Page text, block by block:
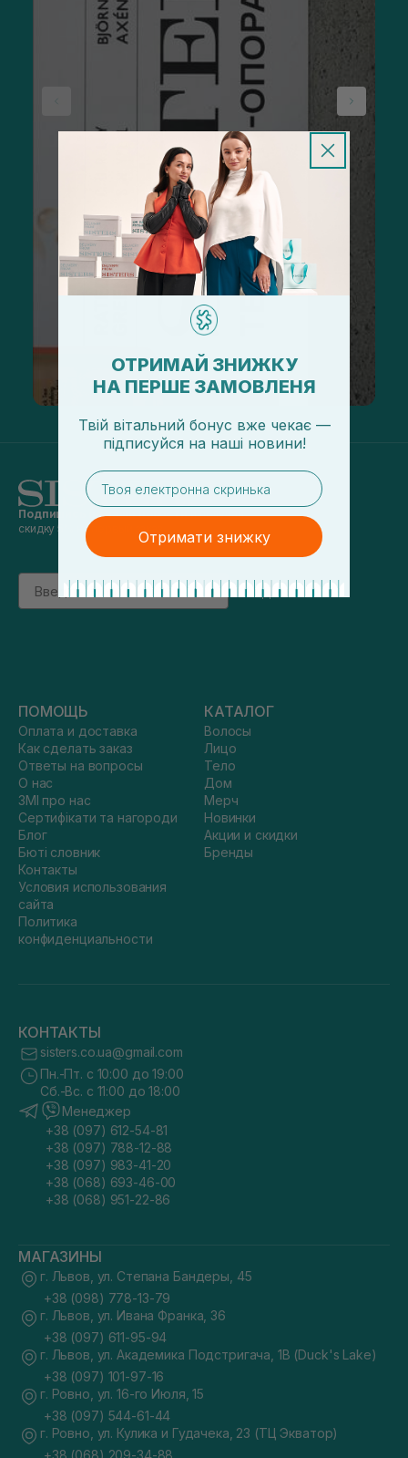
Подпишись на наши новостии получай
скидку 5% на первый заказ
Email
підписатись
ПОМОЩЬ
Оплата и доставка
Как сделать заказ
Ответы на вопросы
О нас
ЗМІ про нас
Сертифікати та нагороди
Блог
Бюті словник
Контакты
Условия использования
сайта
Политика
конфиденциальности
КАТАЛОГ
Волосы
Лицо
Тело
Дом
Мерч
Новинки
Акции и скидки
Бренды
КОНТАКТЫ
sisters.co.ua@gmail.com
Пн.-Пт. с 10:00 до 19:00
Сб.-Вс. с 11:00 до 18:00
Менеджер
+38 (097) 612-54-81
+38 (097) 788-12-88
+38 (097) 983-41-20
+38 (068) 693-46-00
+38 (068) 951-22-86
МАГАЗИНЫ
г. Львов, ул. Степана Бандеры, 45
+38 (098) 778-13-79
г. Львов, ул. Ивана Франка, 36
+38 (097) 611-95-94
г. Львов, ул. Академика Подстригача, 1В (Duck's Lake)
+38 (097) 101-97-16
г. Ровно, ул. 16-го Июля, 15
+38 (097) 544-61-44
г. Ровно, ул. Кулика и Гудачека, 23 (ТЦ Экватор)
+38 (068) 209-34-88
ОТРИМАЙ ЗНИЖКУ
НА ПЕРШЕ ЗАМОВЛЕНЯ
Твій вітальний бонус вже чекає —
підписуйся на наші новини!
email
Отримати знижку